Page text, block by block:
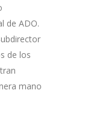
de ADO.
de los
mano